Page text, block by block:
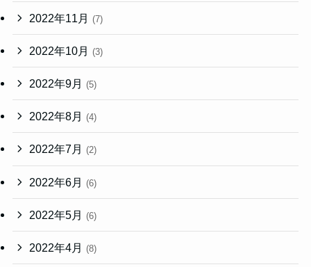
2022年11月 (7)
2022年10月 (3)
2022年9月 (5)
2022年8月 (4)
2022年7月 (2)
2022年6月 (6)
2022年5月 (6)
2022年4月 (8)